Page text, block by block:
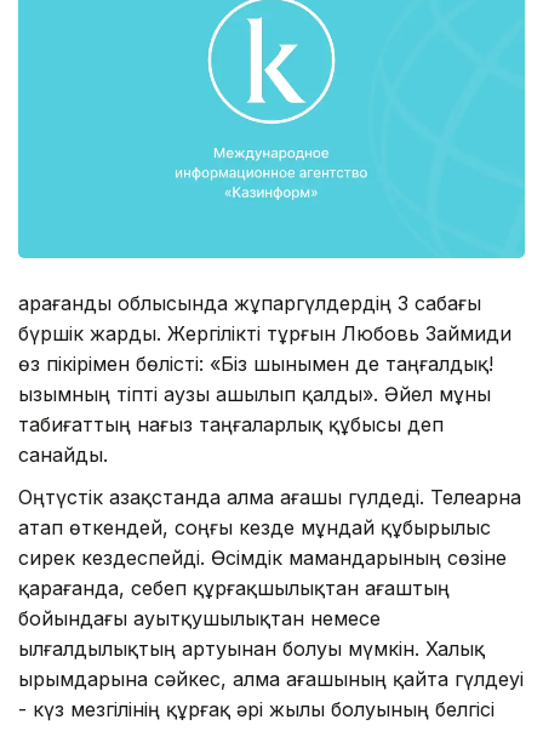
Қарағанды облысында жұпаргүлдердің 3 сабағы
бүршік жарды. Жергілікті тұрғын Любовь Займиди
өз пікірімен бөлісті: «Біз шынымен де таңғалдық!
Қызымның тіпті аузы ашылып қалды». Әйел мұны
табиғаттың нағыз таңғаларлық құбысы деп
санайды.
Оңтүстік Қазақстанда алма ағашы гүлдеді. Телеарна
атап өткендей, соңғы кезде мұндай құбырылыс
сирек кездеспейді. Өсімдік мамандарының сөзіне
қарағанда, себеп құрғақшылықтан ағаштың
бойындағы ауытқушылықтан немесе
ылғалдылықтың артуынан болуы мүмкін. Халық
ырымдарына сәйкес, алма ағашының қайта гүлдеуі
- күз мезгілінің құрғақ әрі жылы болуының белгісі